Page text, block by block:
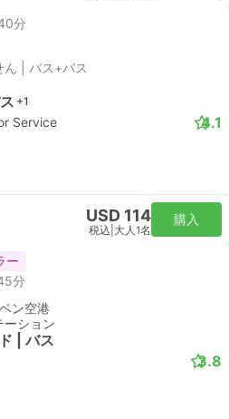
分
ん | バス+バス
+1
Service 4.1
USD 114
税込 大人1名
購入
ー
分
ン空港
ーション
| バス
3.8